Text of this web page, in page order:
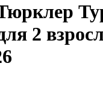
2